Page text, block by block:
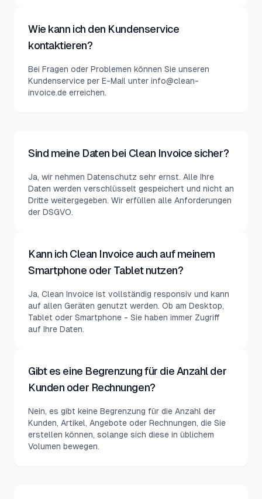
Wie kann ich den Kundenservice
kontaktieren?
Bei Fragen oder Problemen können Sie unseren
Kundenservice per E-Mail unter info@clean-
invoice.de erreichen.
Sind meine Daten bei Clean Invoice sicher?
Ja, wir nehmen Datenschutz sehr ernst. Alle Ihre
Daten werden verschlüsselt gespeichert und nicht an
Dritte weitergegeben. Wir erfüllen alle Anforderungen
der DSGVO.
Kann ich Clean Invoice auch auf meinem
Smartphone oder Tablet nutzen?
Ja, Clean Invoice ist vollständig responsiv und kann
auf allen Geräten genutzt werden. Ob am Desktop,
Tablet oder Smartphone - Sie haben immer Zugriff
auf Ihre Daten.
Gibt es eine Begrenzung für die Anzahl der
Kunden oder Rechnungen?
Nein, es gibt keine Begrenzung für die Anzahl der
Kunden, Artikel, Angebote oder Rechnungen, die Sie
erstellen können, solange sich diese in üblichem
Volumen bewegen.